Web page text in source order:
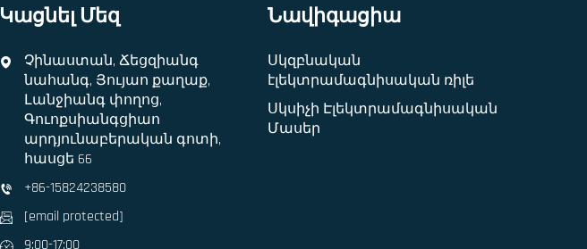
Կացնել Մեզ
Չինաստան, Ճեցզիանգ
նահանգ, Յույաո քաղաք,
Լանջիանգ փողոց,
Գուոքսիանգցիաո
արդյունաբերական գոտի,
հասցե 66
+86-15824238580
[email protected]
9:00-17:00
Նավիգացիա
Սկզբնական
էլեկտրամագնիսական ռիլե
Սկսիչի Էլեկտրամագնիսական
Մասեր